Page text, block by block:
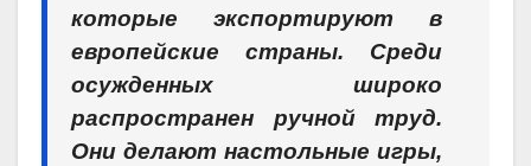
которые экспортируют в
европейские страны. Среди
осужденных широко
распространен ручной труд.
Они делают настольные игры,